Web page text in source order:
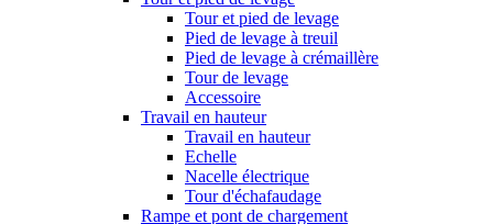
Tour et pied de levage
Pied de levage à treuil
Pied de levage à crémaillère
Tour de levage
Accessoire
Travail en hauteur
Travail en hauteur
Echelle
Nacelle électrique
Tour d'échafaudage
Rampe et pont de chargement